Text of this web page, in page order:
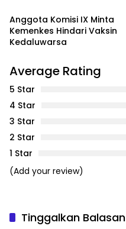
Anggota Komisi IX Minta
Kemenkes Hindari Vaksin
Kedaluwarsa
Average Rating
5 Star
4 Star
3 Star
2 Star
1 Star
(Add your review)
Tinggalkan Balasan